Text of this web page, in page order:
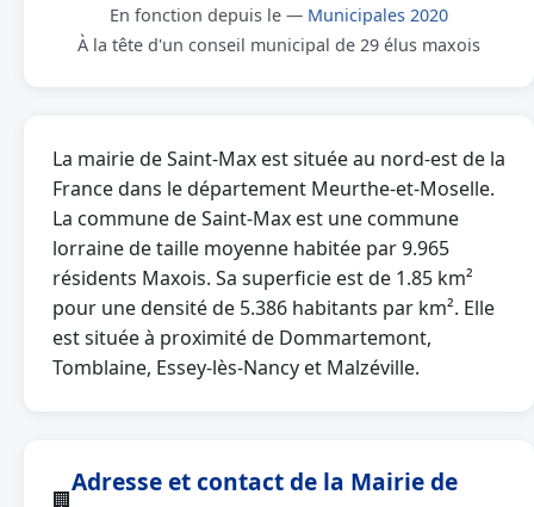
En fonction depuis le — Municipales 2020
À la tête d'un conseil municipal de 29 élus maxois
La mairie de Saint-Max est située au nord-est de la
France dans le département Meurthe-et-Moselle.
La commune de Saint-Max est une commune
lorraine de taille moyenne habitée par 9.965
résidents Maxois. Sa superficie est de 1.85 km²
pour une densité de 5.386 habitants par km². Elle
est située à proximité de Dommartemont,
Tomblaine, Essey-lès-Nancy et Malzéville.
🏢
Adresse et contact de la Mairie de